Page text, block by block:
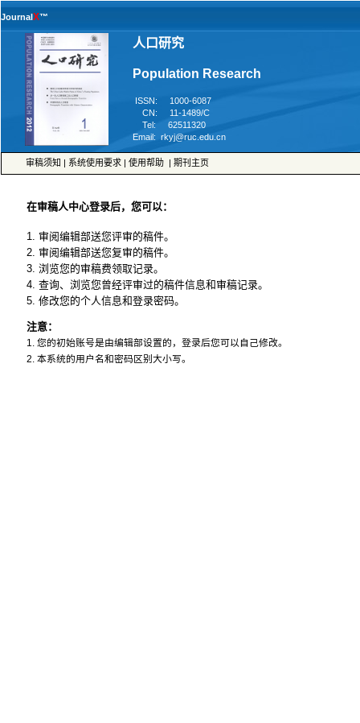
™
ISSN: 1000-6087
CN: 11-1489/C
Tel: 62511320
| | |
5. 修改您的个人信息和登录密码。